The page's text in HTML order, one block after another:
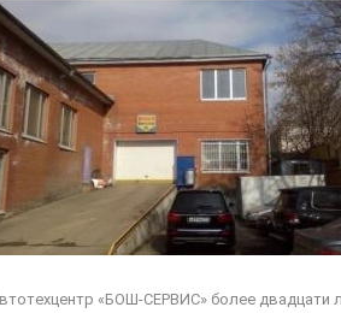
«БОШ-СЕРВИС» более двадцати